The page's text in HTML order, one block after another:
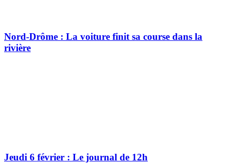
Nord-Drôme : La voiture finit sa course dans la
rivière
Jeudi 6 février : Le journal de 12h